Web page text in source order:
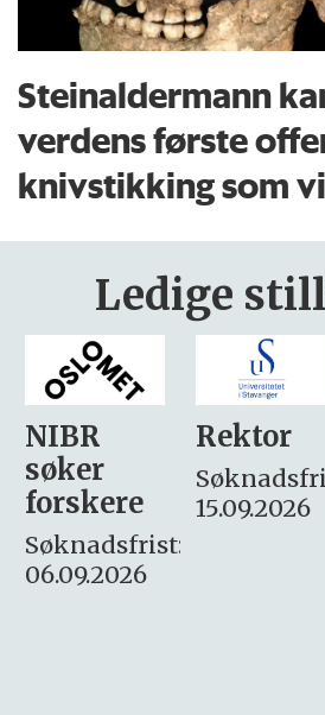
Steinaldermann
verdens første
knivstikking som
Ledige
Rektor
Søknadsfrist:
15.09.2026
innen